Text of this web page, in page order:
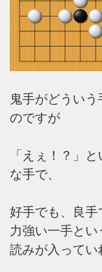
鬼手がどうい
のですが
「えぇ！？」
な手で、
好手でも、良手
力強い一手とい
読みが入ってい